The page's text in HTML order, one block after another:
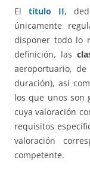
El título II,
únicamente
disponer todo lo
definición, las
aeroportuario,
duración), así
los que unos son
cuya valoración
requisitos
valoración
competente.